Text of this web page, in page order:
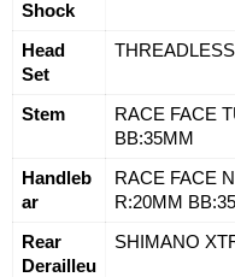
Shock
Head
Set
Stem
RACE FACE
BB:35MM
Handleb
ar
RACE FACE
R:20MM
Rear
Derailleu
SHIMANO